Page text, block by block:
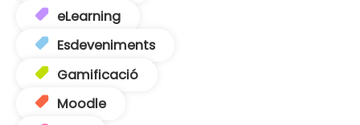
eLearning
Esdeveniments
Gamificació
Moodle